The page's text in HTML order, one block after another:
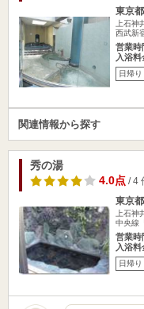
東京
上石神
西武新
営業時
入浴料
日帰り
関連情報から探す
秀の湯
4.0点/ 4
東京
上石神
中央線
営業時
入浴料
日帰り